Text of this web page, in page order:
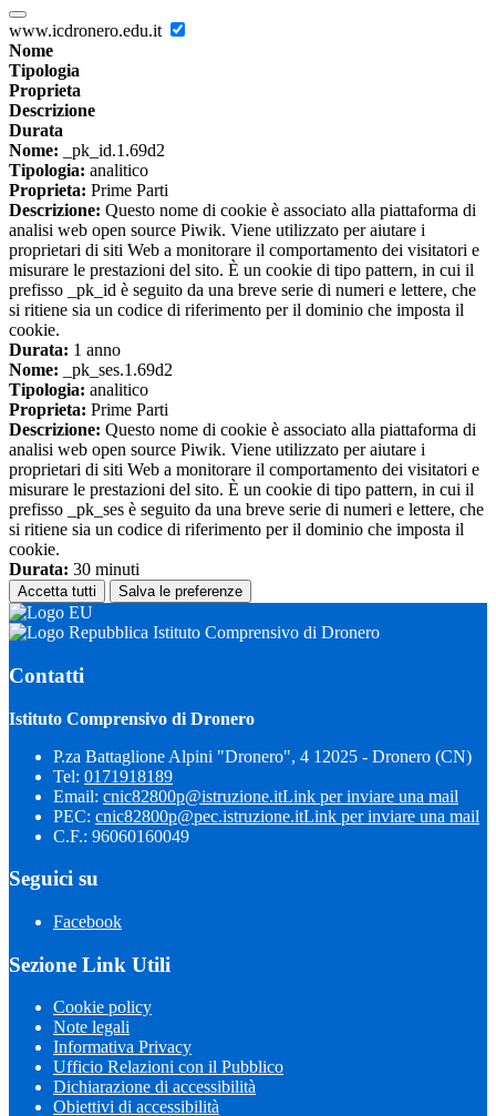
www.icdronero.edu.it
Nome
Tipologia
Proprieta
Descrizione
Durata
Nome: _pk_id.1.69d2
Tipologia: analitico
Proprieta: Prime Parti
Descrizione: Questo nome di cookie è associato alla piattaforma di
analisi web open source Piwik. Viene utilizzato per aiutare i
proprietari di siti Web a monitorare il comportamento dei visitatori e
misurare le prestazioni del sito. È un cookie di tipo pattern, in cui il
prefisso _pk_id è seguito da una breve serie di numeri e lettere, che
si ritiene sia un codice di riferimento per il dominio che imposta il
cookie.
Durata: 1 anno
Nome: _pk_ses.1.69d2
Tipologia: analitico
Proprieta: Prime Parti
Descrizione: Questo nome di cookie è associato alla piattaforma di
analisi web open source Piwik. Viene utilizzato per aiutare i
proprietari di siti Web a monitorare il comportamento dei visitatori e
misurare le prestazioni del sito. È un cookie di tipo pattern, in cui il
prefisso _pk_ses è seguito da una breve serie di numeri e lettere, che
si ritiene sia un codice di riferimento per il dominio che imposta il
cookie.
Durata: 30 minuti
Accetta tutti Salva le preferenze
Istituto Comprensivo di Dronero
Contatti
Istituto Comprensivo di Dronero
P.za Battaglione Alpini "Dronero", 4 12025 - Dronero (CN)
Tel: 0171918189
Email: cnic82800p@istruzione.itLink per inviare una mail
PEC: cnic82800p@pec.istruzione.itLink per inviare una mail
C.F.: 96060160049
Seguici su
Facebook
Sezione Link Utili
Cookie policy
Note legali
Informativa Privacy
Ufficio Relazioni con il Pubblico
Dichiarazione di accessibilità
Obiettivi di accessibilità